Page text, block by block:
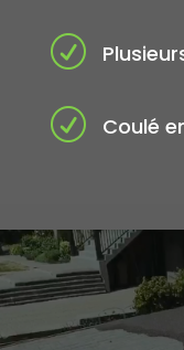
R
R Coulé